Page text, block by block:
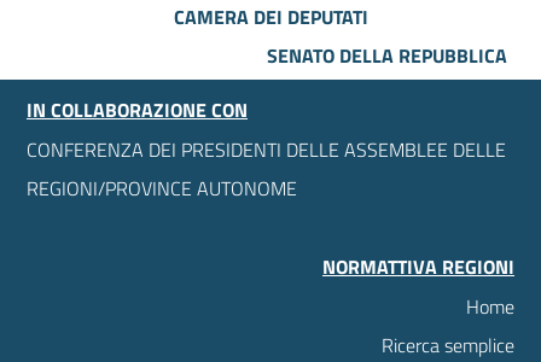
CAMERA DEI DEPUTATI
SENATO DELLA REPUBBLICA
IN COLLABORAZIONE CON
CONFERENZA DEI PRESIDENTI DELLE ASSEMBLEE DELLE
REGIONI/PROVINCE AUTONOME
NORMATTIVA REGIONI
Home
Ricerca semplice